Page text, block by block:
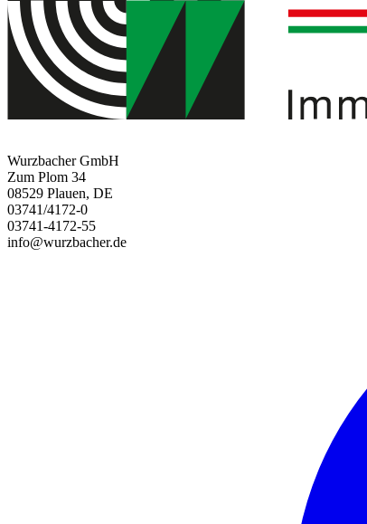
Wurzbacher GmbH
Zum Plom 34
08529 Plauen, DE
03741/4172-0
03741-4172-55
info@wurzbacher.de